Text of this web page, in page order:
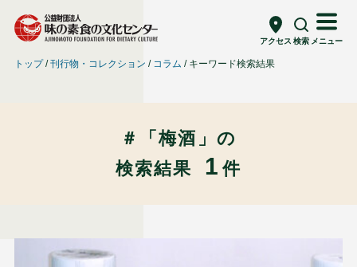
アクセス 検索 メニュー
トップ 刊行物・コレクション コラム キーワード検索結果
＃「梅酒」の
検索結果
1 件